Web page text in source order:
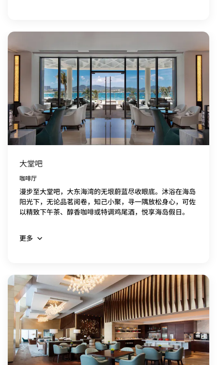
大堂吧
咖啡厅
漫步至大堂吧，大东海湾的无垠蔚蓝尽收眼底。沐浴在海岛
阳光下，无论品茗阅卷，知己小聚，寻一隅放松身心，可佐
以精致下午茶、醇香咖啡或特调鸡尾酒，悦享海岛假日。
更多